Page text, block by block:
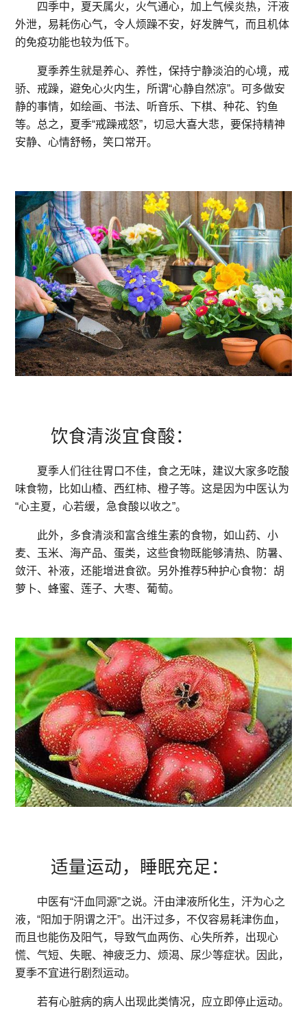
四季中，夏天属火，火气通心，加上气候炎热，汗液
外泄，易耗伤心气，令人烦躁不安，好发脾气，而且机体
的免疫功能也较为低下。
夏季养生就是养心、养性，保持宁静淡泊的心境，戒
骄、戒躁，避免心火内生，所谓“心静自然凉”。可多做安
静的事情，如绘画、书法、听音乐、下棋、种花、钓鱼
等。总之，夏季“戒躁戒怒”，切忌大喜大悲，要保持精神
安静、心情舒畅，笑口常开。
饮食清淡宜食酸：
夏季人们往往胃口不佳，食之无味，建议大家多吃酸
味食物，比如山楂、西红柿、橙子等。这是因为中医认为
“心主夏，心若缓，急食酸以收之”。
此外，多食清淡和富含维生素的食物，如山药、小
麦、玉米、海产品、蛋类，这些食物既能够清热、防暑、
敛汗、补液，还能增进食欲。另外推荐5种护心食物：胡
萝卜、蜂蜜、莲子、大枣、葡萄。
适量运动，睡眠充足：
中医有“汗血同源”之说。汗由津液所化生，汗为心之
液，“阳加于阴谓之汗”。出汗过多，不仅容易耗津伤血，
而且也能伤及阳气，导致气血两伤、心失所养，出现心
慌、气短、失眠、神疲乏力、烦渴、尿少等症状。因此，
夏季不宜进行剧烈运动。
若有心脏病的病人出现此类情况，应立即停止运动。